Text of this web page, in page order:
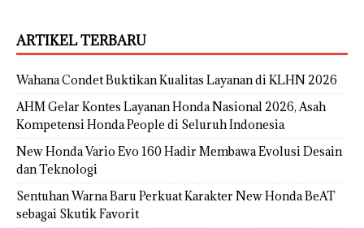
ARTIKEL TERBARU
Wahana Condet Buktikan Kualitas Layanan di KLHN 2026
AHM Gelar Kontes Layanan Honda Nasional 2026, Asah
Kompetensi Honda People di Seluruh Indonesia
New Honda Vario Evo 160 Hadir Membawa Evolusi Desain
dan Teknologi
Sentuhan Warna Baru Perkuat Karakter New Honda BeAT
sebagai Skutik Favorit